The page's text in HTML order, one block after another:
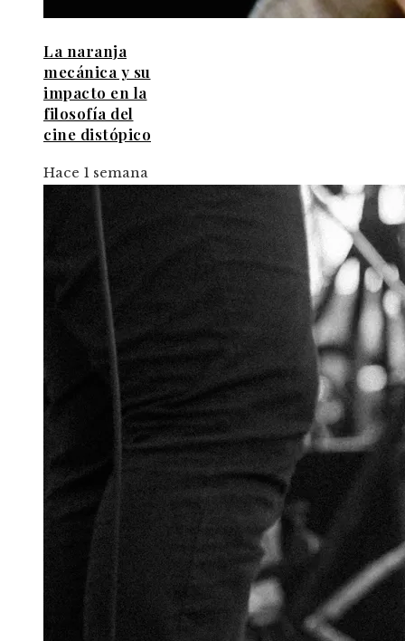
La naranja
mecánica y su
impacto en la
filosofía del
cine distópico
Hace 1 semana